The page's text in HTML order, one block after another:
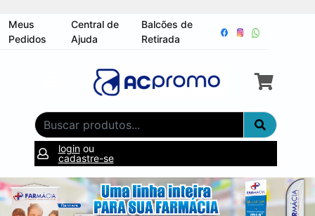
Meus
Pedidos
Central de
Ajuda
Balcões de
Retirada
loginou
cadastre-se